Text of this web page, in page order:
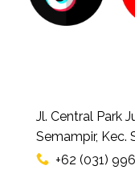
Jl. Central Park
Semampir, Kec.
+62 (031)